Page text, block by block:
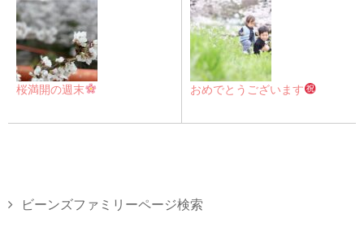
桜満開の週末 おめでとうございます
ビーンズファミリーページ検索